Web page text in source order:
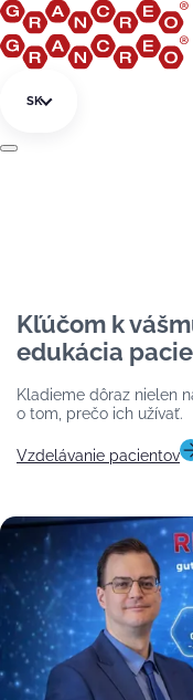
Preskočiť na obsah
SK
Kľúčom k
edukácia
Kladieme dôraz nielen
o tom, prečo ich užívať.
Vzdelávanie pacientov